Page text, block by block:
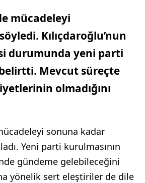
mücadeleyi
Kılıçdaroğlu’nun
durumunda yeni parti
Mevcut süreçte
olmadığını
sonuna kadar
Yeni parti kurulmasının
gündeme gelebileceğini
yönelik sert eleştiriler de dile